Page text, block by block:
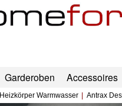
Garderoben Accessoires
Heizkörper Warmwasser Antrax